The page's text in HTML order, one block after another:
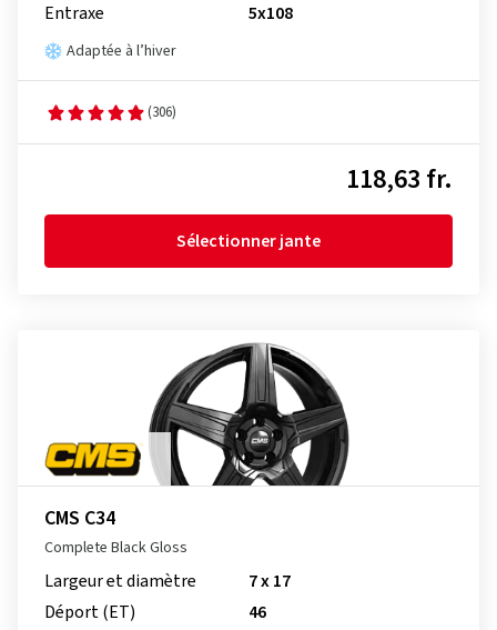
Entraxe
5x108
Adaptée à l’hiver
(306)
118,63 fr.
Sélectionner jante
CMS C34
Complete Black Gloss
Largeur et diamètre
7 x 17
Déport (ET)
46